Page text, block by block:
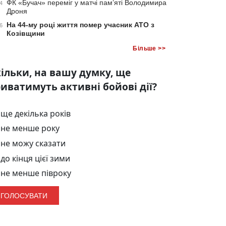
ФК «Бучач» переміг у матчі пам’яті Володимира
Дроня
На 44-му році життя помер учасник АТО з
Козівщини
Більше >>
на вашу думку, ще
активні бойові дії?
ще декілька років
не менше року
не можу сказати
до кінця цієї зими
не менше півроку